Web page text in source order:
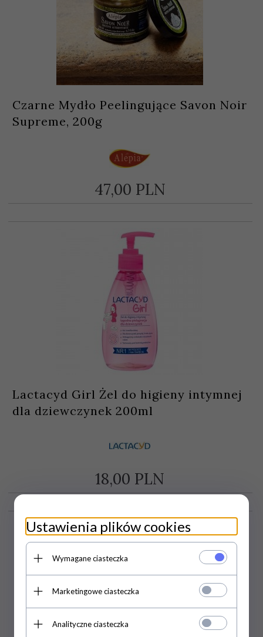
Czarne Mydło Peelingujące Savon Noir
Supreme, 200g
47,00 PLN
Lactacyd Girl Żel do higieny intymnej
dla dziewczynek 200ml
18,00 PLN
Ustawienia plików cookies
Wymagane ciasteczka
Marketingowe ciasteczka
Analityczne ciasteczka